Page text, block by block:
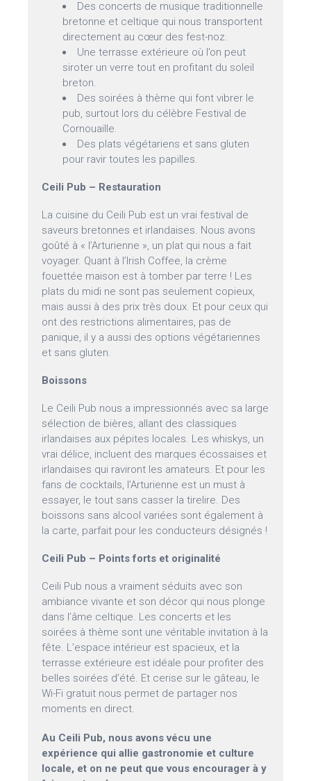
Des concerts de musique traditionnelle
bretonne et celtique qui nous transportent
directement au cœur des fest-noz.
Une terrasse extérieure où l’on peut
siroter un verre tout en profitant du soleil
breton.
Des soirées à thème qui font vibrer le
pub, surtout lors du célèbre Festival de
Cornouaille.
Des plats végétariens et sans gluten
pour ravir toutes les papilles.
Ceili Pub – Restauration
La cuisine du Ceili Pub est un vrai festival de
saveurs bretonnes et irlandaises. Nous avons
goûté à « l’Arturienne », un plat qui nous a fait
voyager. Quant à l’Irish Coffee, la crème
fouettée maison est à tomber par terre ! Les
plats du midi ne sont pas seulement copieux,
mais aussi à des prix très doux. Et pour ceux qui
ont des restrictions alimentaires, pas de
panique, il y a aussi des options végétariennes
et sans gluten.
Boissons
Le Ceili Pub nous a impressionnés avec sa large
sélection de bières, allant des classiques
irlandaises aux pépites locales. Les whiskys, un
vrai délice, incluent des marques écossaises et
irlandaises qui raviront les amateurs. Et pour les
fans de cocktails, l’Arturienne est un must à
essayer, le tout sans casser la tirelire. Des
boissons sans alcool variées sont également à
la carte, parfait pour les conducteurs désignés !
Ceili Pub – Points forts et originalité
Ceili Pub nous a vraiment séduits avec son
ambiance vivante et son décor qui nous plonge
dans l’âme celtique. Les concerts et les
soirées à thème sont une véritable invitation à la
fête. L’espace intérieur est spacieux, et la
terrasse extérieure est idéale pour profiter des
belles soirées d’été. Et cerise sur le gâteau, le
Wi-Fi gratuit nous permet de partager nos
moments en direct.
Au Ceili Pub, nous avons vécu une
expérience qui allie gastronomie et culture
locale, et on ne peut que vous encourager à y